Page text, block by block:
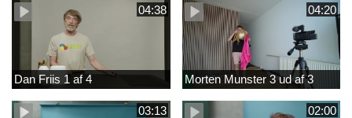
04:38
Dan Friis 1 af 4
04:20
Morten Munster 3 ud af 3
03:13 02:00